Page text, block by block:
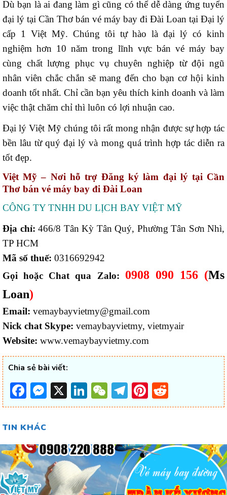
Dù bạn là ai đang làm gì cũng có thể dễ dàng ứng tuyển
đại lý tại Cần Thơ bán vé máy bay đi Đài Loan tại Đại lý
cấp 1 Việt Mỹ. Chúng tôi tự hào là đại lý có kinh
nghiệm hơn 10 năm trong lĩnh vực bán vé máy bay
cùng chất lượng phục vụ chuyên nghiệp từ đội ngũ
nhân viên chắc chắn sẽ mang đến cho bạn cơ hội kinh
doanh tốt nhất. Chỉ cần bạn yêu thích kinh doanh và làm
việc thật chăm chỉ thì luôn có lợi nhuận cao.
Đại lý Việt Mỹ chúng tôi rất mong nhận được sự hợp tác
bền lâu từ quý đại lý và mong quá trình hợp tác diễn ra
tốt đẹp.
Việt Mỹ – Nơi hỗ trợ Đăng ký làm đại lý tại Cần
Thơ bán vé máy bay đi Đài Loan
CÔNG TY TNHH DU LỊCH BAY VIỆT MỸ
Địa chỉ: 466/8 Tân Kỳ Tân Quý, Phường Tân Sơn Nhì,
TP HCM
Mã số thuế: 0316692942
Gọi hoặc Chat qua Zalo: 0908 090 156 (Ms
Loan)
Email: vemaybayvietmy@gmail.com
Nick chat Skype: vemaybayvietmy, vietmyair
Website: www.vemaybayvietmy.com
Chia sẻ bài viết:
Facebook
Messenger
X LinkedIn
WeChat
Telegram
Pinterest
TIN KHÁC